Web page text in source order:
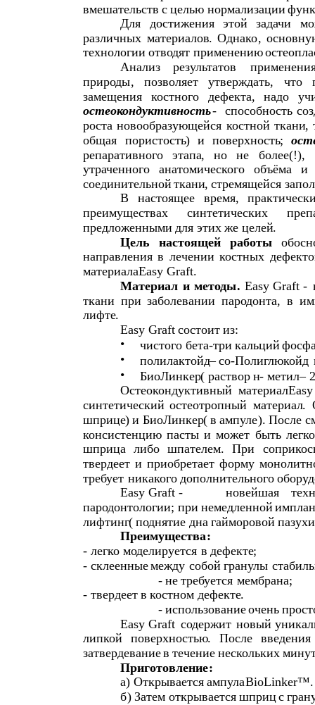
вмешательств с целью нормализации
Для
достижения этой задачи
различных материалов. Однако,
технологии отводят применению
Анализ
результатов
природы, позволяет утверждать, что
замещения
костного дефекта, надо
остеокондуктивность- способность
роста новообразующейся костной ткани,
общая пористость) и поверхность;
репаративного
этапа, но не более(!),
утраченного
анатомического объёма
и
соединительной ткани, стремящейся
В
настоящее время,
преимуществах
синтетических
предложенными для этих же целей.
Цель
настоящей работы
направления в лечении костных
материалаEasy Graft.
Материал и методы. Easy Graft -
ткани при заболевании пародонта, в
лифте.
Easy Graft состоит из:
•
чистого бета-три кальций
•
полилактойд– со-Полиглюкойд
•
БиоЛинкер( раствор н- метил– 2
Остеокондуктивный материал
синтетический остеотропный материал.
шприце) и БиоЛинкер( в ампуле). После
консистенцию пасты и может быть легко
шприца либо шпателем. При
твердеет и приобретает форму
требует никакого дополнительного
Easy Graft -
новейшая
пародонтологии; при немедленной
лифтинг( поднятие дна гайморовой пазухи
Преимущества:
- легко моделируется в дефекте;
- склеенныемежду собой гранулы
- не требуется мембрана;
- твердеет в костном дефекте.
- использованиеочень
Easy Graft содержит новый
липкой
поверхностью. После введения
затвердеваниев течение нескольких
Приготовление:
а) Открывается ампулаBioLinker™.
б) Затем открывается шприцс